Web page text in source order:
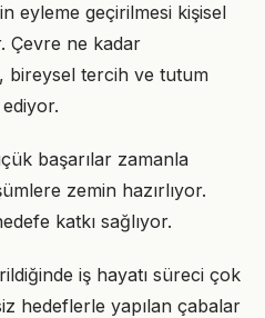
eyleme geçirilmesi kişisel
Çevre ne kadar
bireysel tercih ve tutum
başarılar zamanla
zemin hazırlıyor.
katkı sağlıyor.
iş hayatı süreci çok
hedeflerle yapılan çabalar